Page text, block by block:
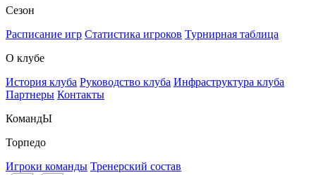
Сезон
Расписание игр Статистика игроков Турнирная таблица
О клубе
История клуба Руководство клуба Инфраструктура клуба
Партнеры Контакты
КомандЫ
Торпедо
Игроки команды Тренерский состав